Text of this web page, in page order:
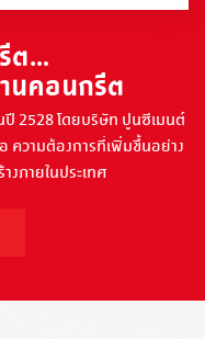
ต…
นคอนกรีต
2528 โดยบริษัท ปูนซีเมนต์
ความต้องการที่เพิ่มขึ้นอย่าง
ภายในประเทศ